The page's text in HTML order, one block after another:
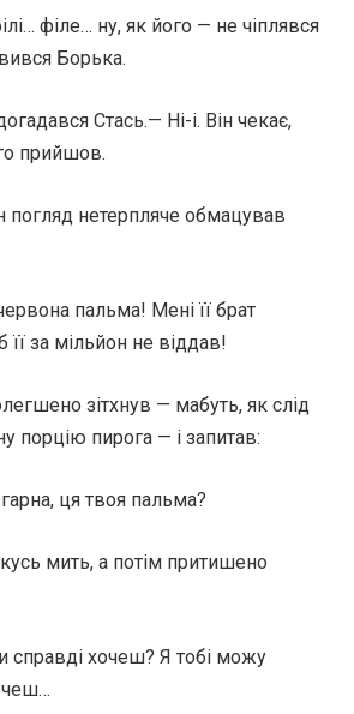
філе… ну, як його — не чіплявся
Борька.
Стась.— Ні-і. Він чекає,
прийшов.
нетерпляче обмацував
пальма! Мені її брат
її за мільйон не віддав!
зітхнув — мабуть, як слід
порцію пирога — і запитав:
ця твоя пальма?
мить, а потім притишено
хочеш? Я тобі можу